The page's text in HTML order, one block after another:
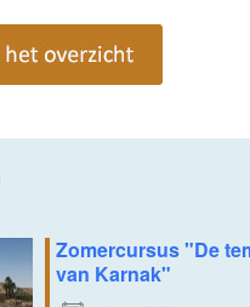
Zomercursus "De
van Karnak"